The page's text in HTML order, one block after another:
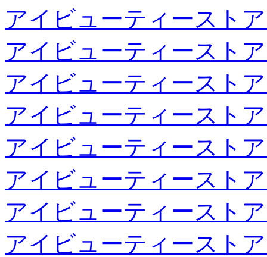
アイビューティースト
アイビューティースト
アイビューティースト
アイビューティースト
アイビューティースト
アイビューティースト
アイビューティースト
アイビューティースト